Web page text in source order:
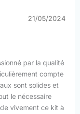
21/05/2024
par la qualité
compte
sont solides et
le nécessaire
vivement ce kit à